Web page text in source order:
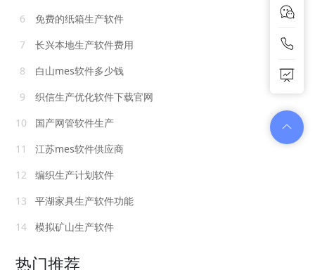
6
免费的纸箱生产软件
7
长兴本地生产软件费用
8
白山mes软件多少钱
9
织信生产优化软件下载官网
10
国产网管软件生产
11
江苏mes软件供应商
12
编织生产计划软件
13
平湖家具生产软件功能
14
模拟矿山生产软件
热门推荐